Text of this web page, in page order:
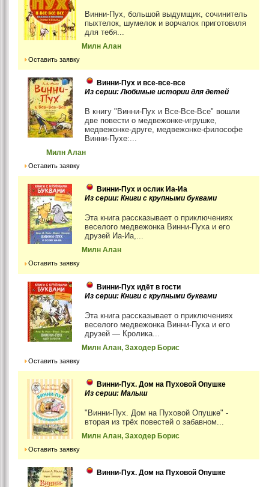
Винни-Пух, большой выдумщик, сочинитель
пыхтелок, шумелок и ворчалок приготовиля
для тебя...
Милн Алан
Оставить заявку
Винни-Пух и все-все-все
Из серии: Любимые истории для детей
В книгу "Винни-Пух и Все-Все-Все" вошли
две повести о медвежонке-игрушке,
медвежонке-друге, медвежонке-философе
Винни-Пухе:...
Милн Алан
Оставить заявку
Винни-Пух и ослик Иа-Иа
Из серии: Книги с крупными буквами
Эта книга рассказывает о приключениях
веселого медвежонка Винни-Пуха и его
друзей Иа-Иа,...
Милн Алан
Оставить заявку
Винни-Пух идёт в гости
Из серии: Книги с крупными буквами
Эта книга рассказывает о приключениях
веселого медвежонка Винни-Пуха и его
друзей — Кролика...
Милн Алан, Заходер Борис
Оставить заявку
Винни-Пух. Дом на Пуховой Опушке
Из серии: Малыш
"Винни-Пух. Дом на Пуховой Опушке" -
вторая из трёх повестей о забавном...
Милн Алан, Заходер Борис
Оставить заявку
Винни-Пух. Дом на Пуховой Опушке